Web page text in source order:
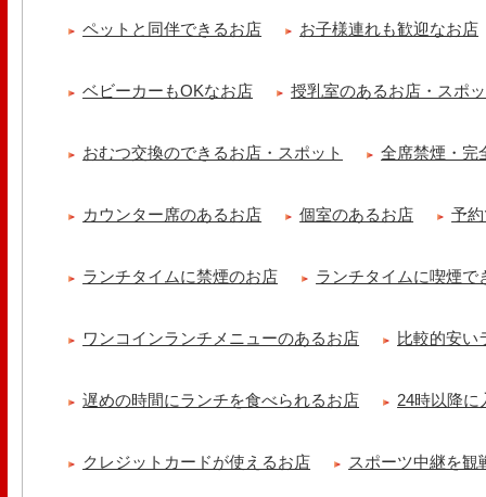
京都九条ねぎ焼き専門店 ねぎ家 -時代家 旬-
だれ。とろりとした温泉卵..
【 よもぎ蒸しやリラクゼーション専門の顧問契約 】 冷え性改善協会
クゼーション店を専..
ペットと同伴できるお店 お子様連れも歓迎なお店
ベビーカーもOKなお店 授乳室のあるお店・スポ
おむつ交換のできるお店・スポット 全席禁煙・完
カウンター席のあるお店 個室のあるお店 予
ランチタイムに禁煙のお店 ランチタイムに喫煙で
ワンコインランチメニューのあるお店 比較的安い
遅めの時間にランチを食べられるお店 24時以降に
クレジットカードが使えるお店 スポーツ中継を観